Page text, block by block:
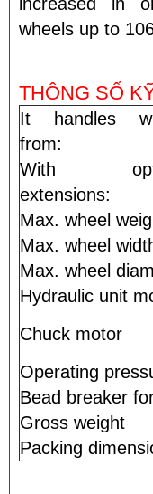
increased in
wheels up to
THÔNG SỐ
It handles
from:
With
extensions:
Max. wheel
Max. wheel
Max. wheel
Hydraulic unit
Chuck motor
Operating
Bead breaker
Gross weight
Packing